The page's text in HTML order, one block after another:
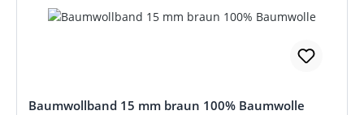
Baumwollband 15 mm braun 100% Baumwolle